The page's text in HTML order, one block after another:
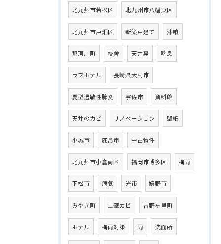
北九州市若松区 北九州市八幡東区
北九州市戸畑区 新築戸建て 漆喰
那珂川町 校舎 天井裏 喘息
ラブホテル 長崎県大村市
夏型過敏性肺炎 宇佐市 資料館
天井のカビ リノベーション 壁紙
小城市 鹿島市 中古物件
北九州市小倉南区 福岡市博多区 梅雨
下松市 病気 光市 嬉野市
みやき町 土壁カビ 吉野ヶ里町
ホテル 梅雨対策 雨 洗面所